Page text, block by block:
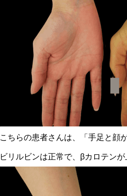
こちらの患者さんは、「手足と顔
ビリルビンは正常で、βカロテンが